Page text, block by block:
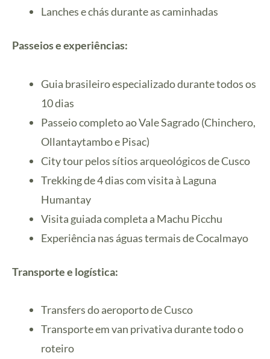
Lanches e chás durante as caminhadas
Passeios e experiências:
Guia brasileiro especializado durante todos os
10 dias
Passeio completo ao Vale Sagrado (Chinchero,
Ollantaytambo e Pisac)
City tour pelos sítios arqueológicos de Cusco
Trekking de 4 dias com visita à Laguna
Humantay
Visita guiada completa a Machu Picchu
Experiência nas águas termais de Cocalmayo
Transporte e logística:
Transfers do aeroporto de Cusco
Transporte em van privativa durante todo o
roteiro